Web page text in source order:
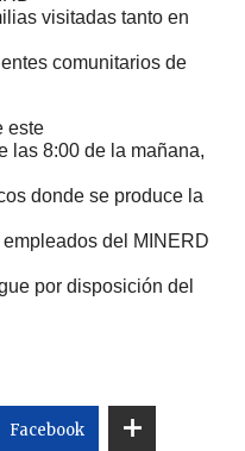
visitadas tanto en
comunitarios de
este
las 8:00 de la mañana,
donde se produce la
del MINERD
por disposición del
Facebook